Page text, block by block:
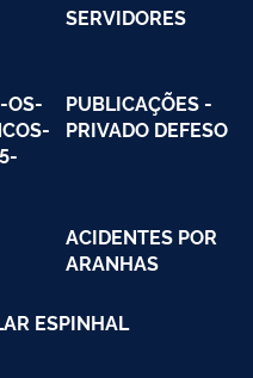
SERVIDORES
OS-
PUBLICAÇÕES -
PRIVADO DEFESO
ACIDENTES POR
ARANHAS
ESPINHAL